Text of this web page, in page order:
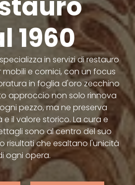
1960
in servizi di restauro
e cornici, con un focus
in foglia d'oro zecchino
approccio non solo rinnova
pezzo, ma ne preserva
il valore storico. La cura e
sono al centro del suo
risultati che esaltano l'unicità
ogni opera.